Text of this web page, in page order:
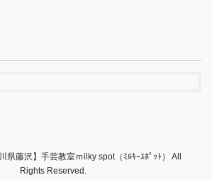
県藤沢】手芸教室ｍilky spot（ﾐﾙｷｰｽﾎﾟｯﾄ） All
Rights Reserved.